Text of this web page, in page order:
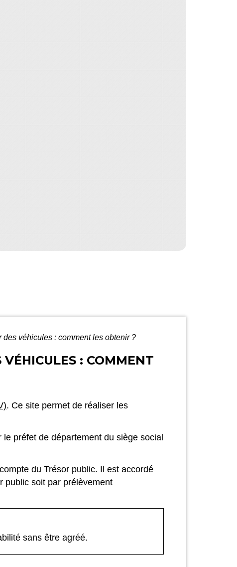
véhicules : comment les obtenir ?
: COMMENT
. Ce site permet de réaliser les
le préfet de département du siège social
du Trésor public. Il est accordé
public soit par prélèvement
sans être agréé.